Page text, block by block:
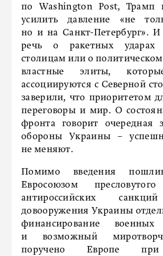
по Washington Post, Трамп
усилить давление «не
но и на Санкт-Петербург».
речь о ракетных ударах
столицам или о
властные элиты,
ассоциируются с Северной
заверили, что приоритетом
переговоры и мир. О
фронта говорит очередная
обороны Украины –
не меняют.
Помимо введения
Евросоюзом
антироссийских
довооружения Украины
финансирование
и возможный
поручено Европе при